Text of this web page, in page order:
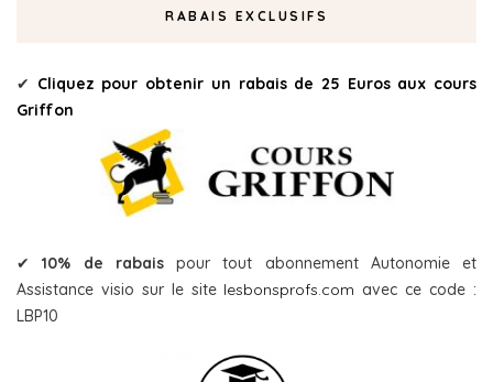
RABAIS EXCLUSIFS
✔ Cliquez pour obtenir un rabais de 25 Euros aux cours
Griffon
✔10% de rabaispour tout abonnement Autonomie et
Assistance visio sur le site lesbonsprofs.com avec ce code :
LBP10